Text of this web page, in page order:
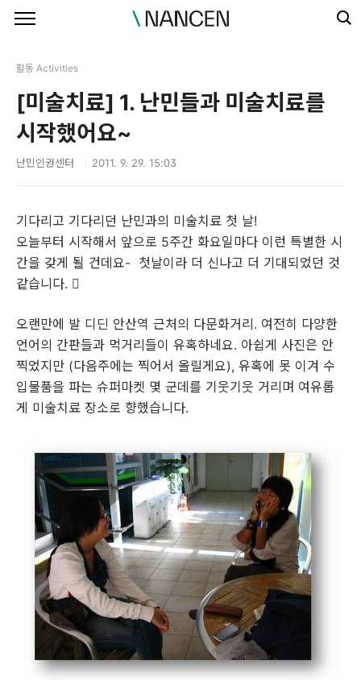
활동 Activities
[미술치료] 1. 난민들과 미술치료를
시작했어요~
난민인권센터 2011. 9. 29. 15:03
기다리고 기다리던 난민과의 미술치료 첫 날!
오늘부터 시작해서 앞으로 5주간 화요일마다 이런 특별한 시
간을 갖게 될 건데요- 첫날이라 더 신나고 더 기대되었던 것
같습니다. 
오랜만에 발 디딘 안산역 근처의 다문화거리. 여전히 다양한
언어의 간판들과 먹거리들이 유혹하네요. 아쉽게 사진은 안
찍었지만 (다음주에는 찍어서 올릴게요), 유혹에 못 이겨 수
입물품을 파는 슈퍼마켓 몇 군데를 기웃기웃 거리며 여유롭
게 미술치료 장소로 향했습니다.